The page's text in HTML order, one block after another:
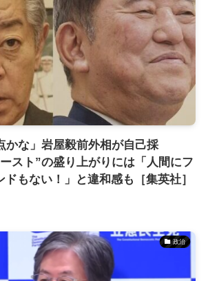
かな」岩屋毅前外相が自己採
スト”の盛り上がりには「人間にフ
ドもない！」と違和感も［集英社］
政治